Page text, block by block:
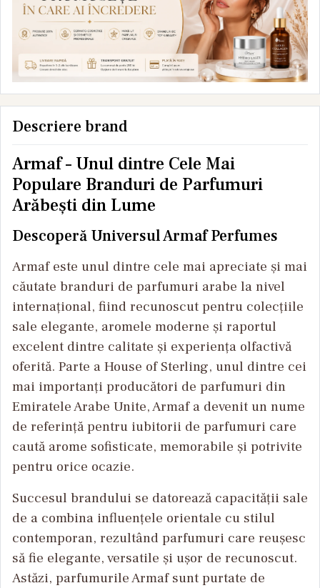
Descriere brand
Armaf – Unul dintre Cele Mai
Populare Branduri de Parfumuri
Arăbești din Lume
Descoperă Universul Armaf Perfumes
Armaf este unul dintre cele mai apreciate și mai
căutate branduri de parfumuri arabe la nivel
internațional, fiind recunoscut pentru colecțiile
sale elegante, aromele moderne și raportul
excelent dintre calitate și experiența olfactivă
oferită. Parte a House of Sterling, unul dintre cei
mai importanți producători de parfumuri din
Emiratele Arabe Unite, Armaf a devenit un nume
de referință pentru iubitorii de parfumuri care
caută arome sofisticate, memorabile și potrivite
pentru orice ocazie.
Succesul brandului se datorează capacității sale
de a combina influențele orientale cu stilul
contemporan, rezultând parfumuri care reușesc
să fie elegante, versatile și ușor de recunoscut.
Astăzi, parfumurile Armaf sunt purtate de